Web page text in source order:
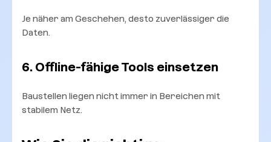
Je näher am Geschehen, desto zuverlässiger die
Daten.
6. Offline-fähige Tools einsetzen
Baustellen liegen nicht immer in Bereichen mit
stabilem Netz.